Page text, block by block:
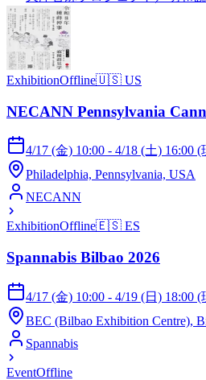
ExhibitionOffline🇺🇸 US
NECANN Pennsylvania
4/17 (金) 10:00 - 4/18 (土) 16:00
Philadelphia, Pennsylvania, USA
NECANN
ExhibitionOffline🇪🇸 ES
Spannabis Bilbao 2026
4/17 (金) 10:00 - 4/19 (日) 18:00
BEC (Bilbao Exhibition Centre),
Spannabis
EventOffline